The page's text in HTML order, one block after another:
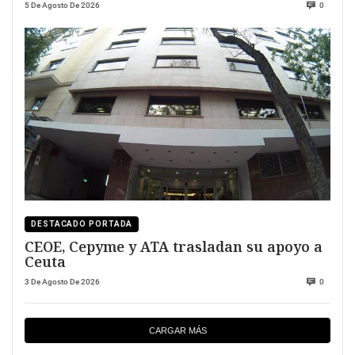
5 De Agosto De 2026 0
DESTACADO PORTADA
CEOE, Cepyme y ATA trasladan su apoyo a
Ceuta
3 De Agosto De 2026 0
CARGAR MÁS